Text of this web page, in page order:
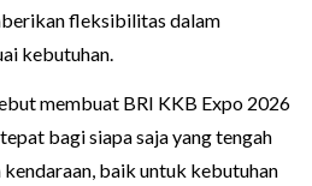
fleksibilitas dalam
kebutuhan.
membuat BRI KKB Expo 2026
bagi siapa saja yang tengah
baik untuk kebutuhan